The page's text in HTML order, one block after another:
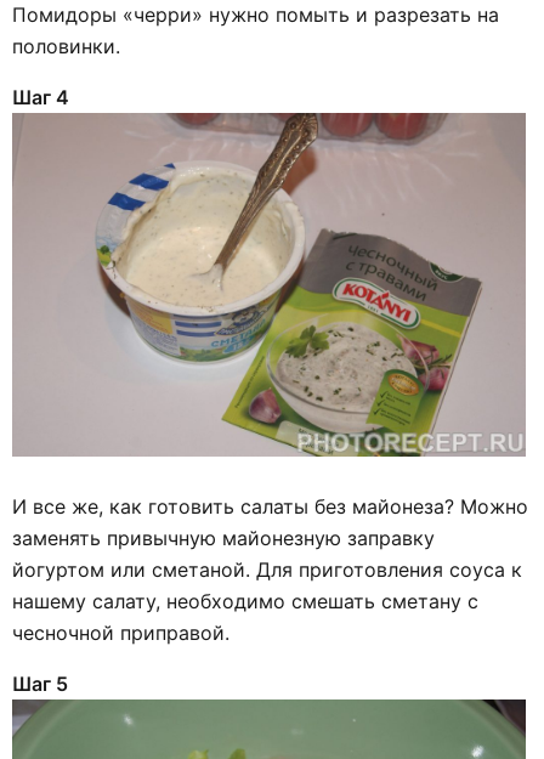
Помидоры «черри» нужно помыть и разрезать на
половинки.
Шаг 4
И все же, как готовить салаты без майонеза? Можно
заменять привычную майонезную заправку
йогуртом или сметаной. Для приготовления соуса к
нашему салату, необходимо смешать сметану с
чесночной приправой.
Шаг 5